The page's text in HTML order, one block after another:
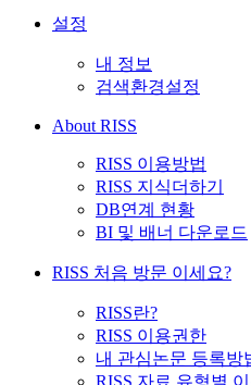
설정
내 정보
검색환경설정
About RISS
RISS 이용방법
RISS 지식더하기
DB연계 현황
BI 및 배너 다운로드
RISS 처음 방문 이세요?
RISS란?
RISS 이용권한
내 관심논문 등록방
RISS 자료 유형별